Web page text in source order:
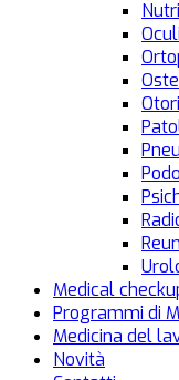
Medical
Programmi di
Medicina del
Novità